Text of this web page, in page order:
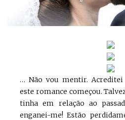
… Não vou mentir.
este romance começou.
tinha em relação ao
enganei-me! Estão